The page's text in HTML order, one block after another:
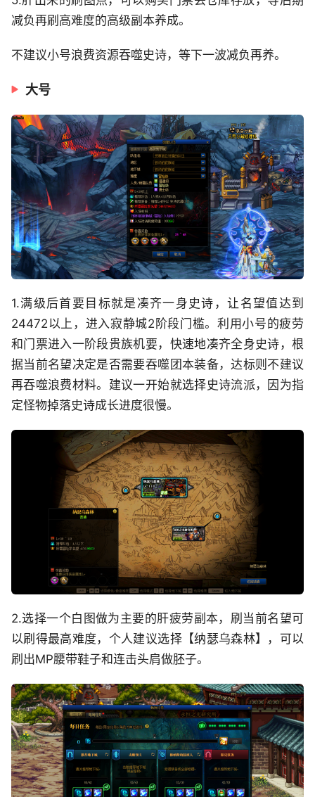
减负再刷高难度的高级副本养成。
不建议小号浪费资源吞噬史诗，等下一波减负再养。
大号
1.满级后首要目标就是凑齐一身史诗，让名望值达到
24472以上，进入寂静城2阶段门槛。利用小号的疲劳
和门票进入一阶段贵族机要，快速地凑齐全身史诗，根
据当前名望决定是否需要吞噬团本装备，达标则不建议
再吞噬浪费材料。建议一开始就选择史诗流派，因为指
定怪物掉落史诗成长进度很慢。
2.选择一个白图做为主要的肝疲劳副本，刷当前名望可
以刷得最高难度，个人建议选择【纳瑟乌森林】，可以
刷出MP腰带鞋子和连击头肩做胚子。